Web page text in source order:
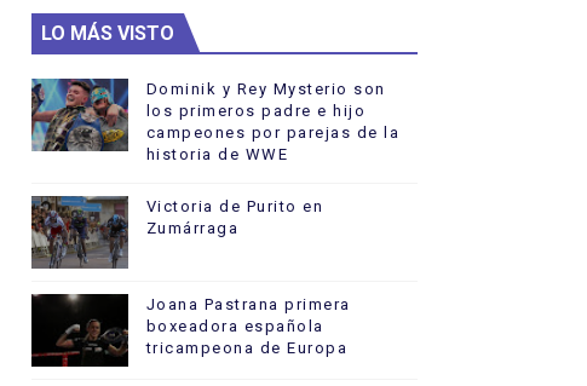
LO MÁS VISTO
Dominik y Rey Mysterio son
los primeros padre e hijo
campeones por parejas de la
historia de WWE
Victoria de Purito en
Zumárraga
Joana Pastrana primera
boxeadora española
tricampeona de Europa